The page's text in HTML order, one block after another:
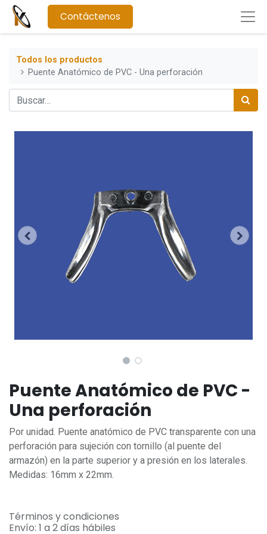
Contáctenos
Todos los productos
Puente Anatómico de PVC - Una perforación
Puente Anatómico de PVC -
Una perforación
Por unidad. Puente anatómico de PVC transparente con una
perforación para sujeción con tornillo (al puente del
armazón) en la parte superior y a presión en los laterales.
Medidas: 16mm x 22mm.
Términos y condiciones
Envío: 1 a 2 días hábiles